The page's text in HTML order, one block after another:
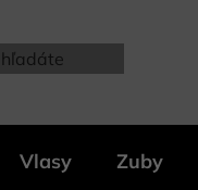
Vlasy Zuby